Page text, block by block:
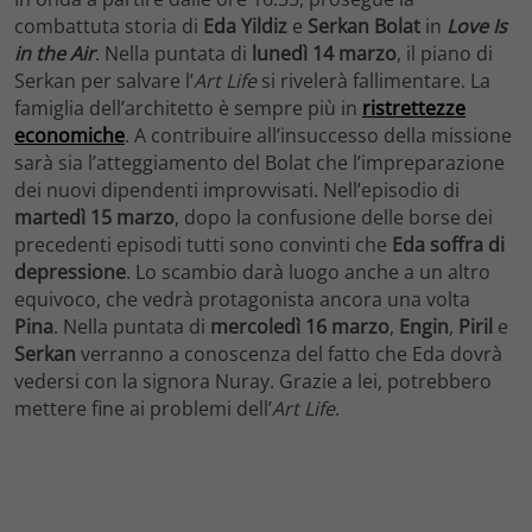
combattuta storia di Eda Yildiz e Serkan Bolat in Love Is
in the Air. Nella puntata di lunedì 14 marzo, il piano di
Serkan per salvare l’Art Lifesi rivelerà fallimentare. La
famiglia dell’architetto è sempre più in ristrettezze
economiche. A contribuire all’insuccesso della missione
sarà sia l’atteggiamento del Bolat che l’impreparazione
dei nuovi dipendenti improvvisati. Nell’episodio di
martedì 15 marzo, dopo la confusione delle borse dei
precedenti episodi tutti sono convinti che Eda soffra di
depressione. Lo scambio darà luogo anche a un altro
equivoco, che vedrà protagonista ancora una volta
Pina. Nella puntata di mercoledì 16 marzo, Engin, Piril e
Serkan verranno a conoscenza del fatto che Eda dovrà
vedersi con la signora Nuray. Grazie a lei, potrebbero
mettere fine ai problemi dell’Art Life.